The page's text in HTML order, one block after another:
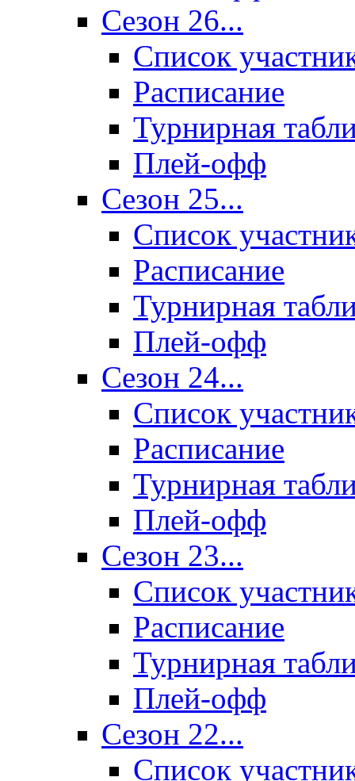
Сезон 26...
Список
Расписание
Турнирная
Плей-офф
Сезон 25...
Список
Расписание
Турнирная
Плей-офф
Сезон 24...
Список
Расписание
Турнирная
Плей-офф
Сезон 23...
Список
Расписание
Турнирная
Плей-офф
Сезон 22...
Список